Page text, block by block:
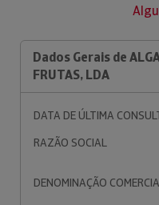
Dados Gerais de
FRUTAS, LDA
DATA DE ÚLTIMA
RAZÃO SOCIAL
DENOMINAÇÃO